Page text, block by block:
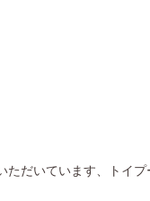
ただいています、トイ